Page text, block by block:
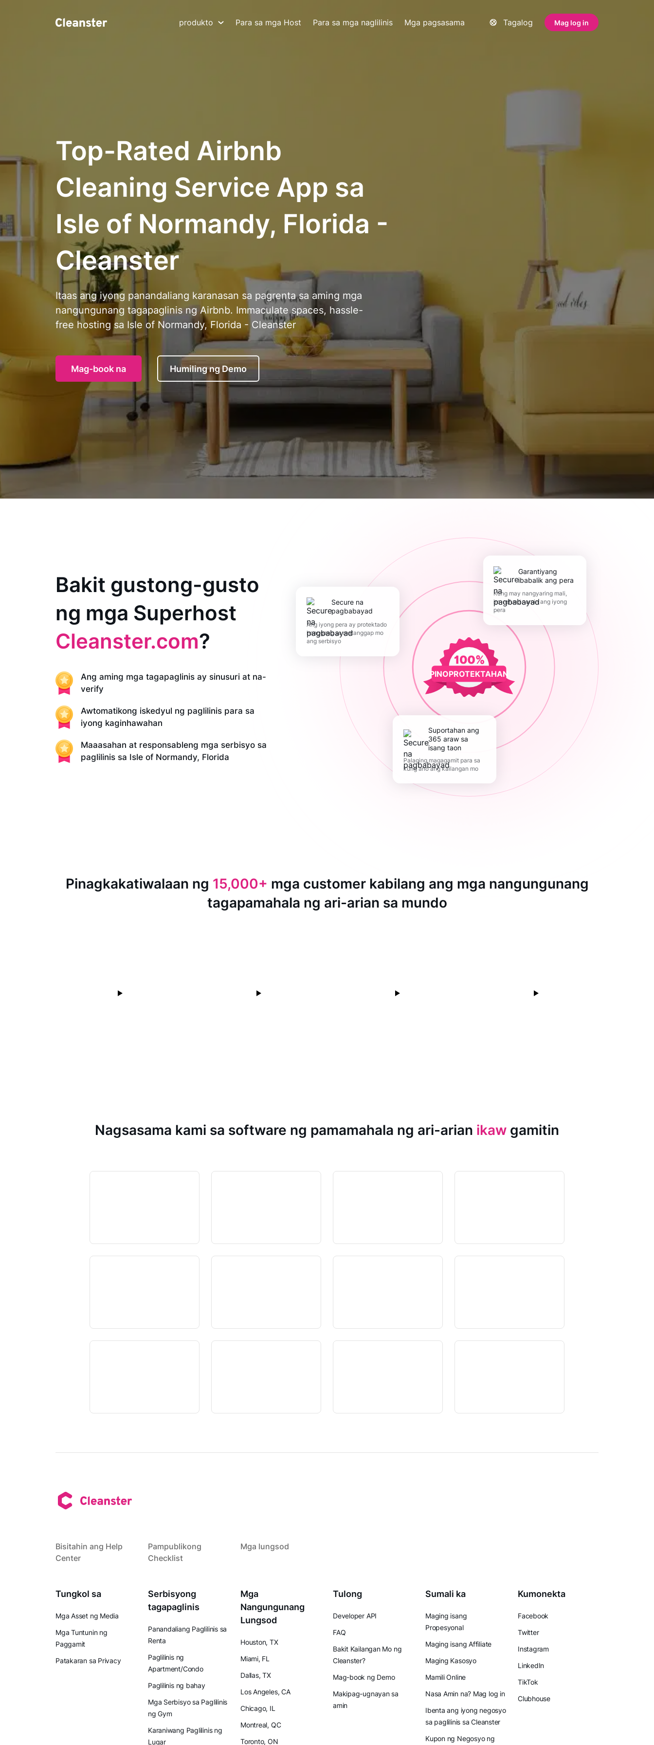
produkto Para sa mga Host Para sa mga naglilinis Mga pagsasama Tagalog Mag log in
Top-Rated Airbnb
Cleaning Service App sa
Isle of Normandy, Florida -
Cleanster
Itaas ang iyong panandaliang karanasan sa pagrenta sa aming mga
nangungunang tagapaglinis ng Airbnb. Immaculate spaces, hassle-
free hosting sa Isle of Normandy, Florida - Cleanster
Mag-book na Humiling ng Demo
Bakit gustong-gusto
ng mga Superhost
Cleanster.com?
Ang aming mga tagapaglinis ay sinusuri at na-
verify
Awtomatikong iskedyul ng paglilinis para sa
iyong kaginhawahan
Maaasahan at responsableng mga serbisyo sa
paglilinis sa Isle of Normandy, Florida
PINOPROTEKTAHAN
Secure na
pagbabayad
Ang iyong pera ay protektado
hanggang sa matanggap mo
ang serbisyo
Garantiyang
ibabalik ang pera
Kung may nangyaring mali,
ire-refund namin ang iyong
pera
Suportahan ang
365 araw sa
isang taon
Palaging magagamit para sa
kung ano ang kailangan mo
Pinagkakatiwalaan ng 15,000+ mga customer kabilang ang mga nangungunang
tagapamahala ng ari-arian sa mundo
Nagsasama kami sa software ng pamamahala ng ari-arian ikaw gamitin
Bisitahin ang Help
Center
Pampublikong
Checklist
Mga lungsod
Tungkol sa
Mga Asset ng Media
Mga Tuntunin ng
Paggamit
Patakaran sa Privacy
Serbisyong
tagapaglinis
Panandaliang Paglilinis sa
Renta
Paglilinis ng
Apartment/Condo
Paglilinis ng bahay
Mga Serbisyo sa Paglilinis
ng Gym
Karaniwang Paglilinis ng
Lugar
Mga
Nangungunang
Lungsod
Houston, TX
Miami, FL
Dallas, TX
Los Angeles, CA
Chicago, IL
Montreal, QC
Toronto, ON
Tulong
Developer API
FAQ
Bakit Kailangan Mo ng
Cleanster?
Mag-book ng Demo
Makipag-ugnayan sa
amin
Sumali ka
Maging isang
Propesyonal
Maging isang Affiliate
Maging Kasosyo
Mamili Online
Nasa Amin na? Mag log in
Ibenta ang iyong negosyo
sa paglilinis sa Cleanster
Kupon ng Negosyo ng
Kumonekta
Facebook
Twitter
Instagram
LinkedIn
TikTok
Clubhouse